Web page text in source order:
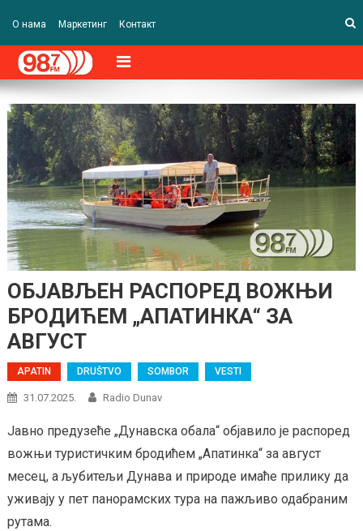
О нама Маркетинг Контакт
ОБЈАВЉЕН РАСПОРЕД ВОЖЊИ
БРОДИЋЕМ „АПАТИНКА“ ЗА
АВГУСТ
APATIN DRUŠTVO SOMBOR VESTI
31.07.2025. Radio Dunav
Јавно предузеће „Дунавска обала“ објавило је распоред
вожњи туристичким бродићем „Апатинка“ за август
месец, а љубитељи Дунава и природе имаће прилику да
уживају у пет панорамских тура на пажљиво одабраним
рутама.